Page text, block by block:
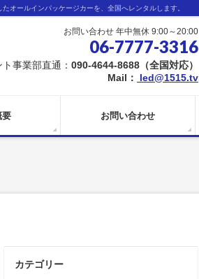
オールインパッケージカーを、全国へレンタルします。
お問い合わせ 年中無休 9:00～20:00
06-7777-3316
事業部直通： 090-4644-8688（全国対応）
Mail：
led@1515.tv
要 お問い合わせ
カテゴリー